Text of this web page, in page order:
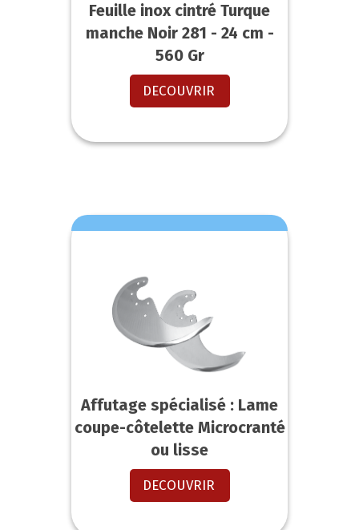
Feuille inox cintré Turque
manche Noir 281 - 24 cm -
560 Gr
DECOUVRIR
Affutage spécialisé : Lame
coupe-côtelette Microcranté
ou lisse
DECOUVRIR